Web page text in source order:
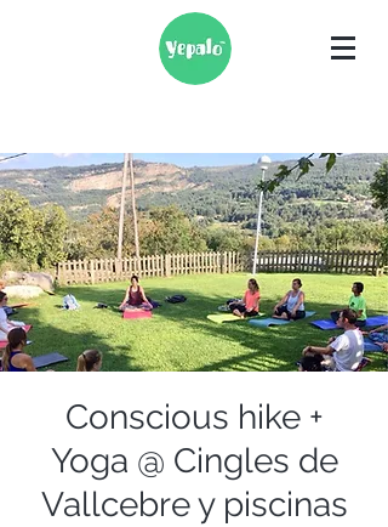
Conscious hike +
Yoga @ Cingles de
Vallcebre y piscinas